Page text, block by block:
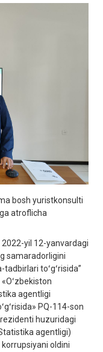
bosh yuristkonsulti
atroflicha
yil 12-yanvardagi
samaradorligini
toʻgʻrisida”
agentligi
PQ-114-son
huzuridagi
agentligi)
oldini